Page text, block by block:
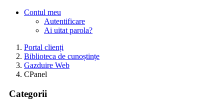
Contul meu
Autentificare
Ai uitat parola?
Portal clienți
Biblioteca de cunoștințe
Gazduire Web
CPanel
Categorii